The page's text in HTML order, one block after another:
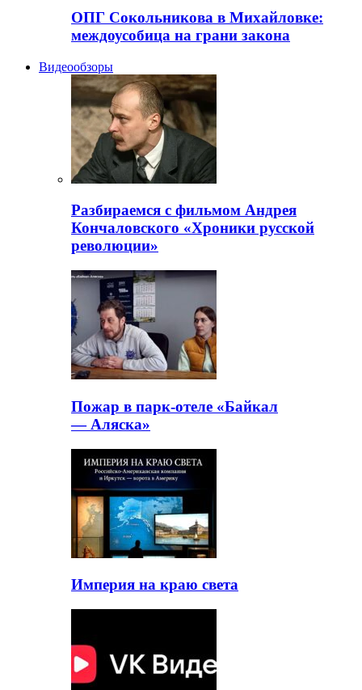
ОПГ Сокольникова в Михайловке:
междоусобица на грани закона
Видеообзоры
Разбираемся с фильмом Андрея
Кончаловского «Хроники русской
революции»
Пожар в парк-отеле «Байкал
— Аляска»
Империя на краю света